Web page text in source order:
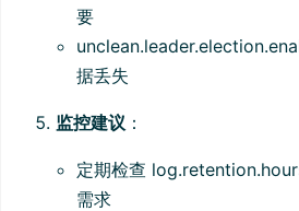
要
据丢失
监控建议 ：
定期检查
需求